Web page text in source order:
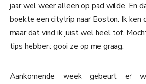
jaar wel weer alleen op pad wilde. En
boekte een citytrip naar Boston. Ik
maar dat vind ik juist wel heel tof.
tips hebben: gooi ze op me graag.
Aankomende week gebeurt er